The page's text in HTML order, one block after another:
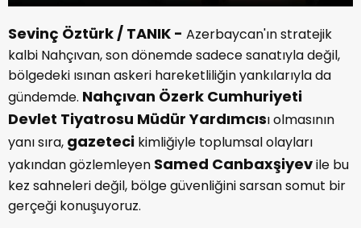
Sevinç Öztürk / TANIK - Azerbaycan'ın stratejik
kalbi Nahçıvan, son dönemde sadece sanatıyla değil,
bölgedeki ısınan askeri hareketliliğin yankılarıyla da
gündemde. Nahçıvan Özerk Cumhuriyeti
Devlet Tiyatrosu Müdür Yardımcısı olmasının
yanı sıra, gazeteci kimliğiyle toplumsal olayları
yakından gözlemleyen Samed Canbaxşiyevile bu
kez sahneleri değil, bölge güvenliğini sarsan somut bir
gerçeği konuşuyoruz.